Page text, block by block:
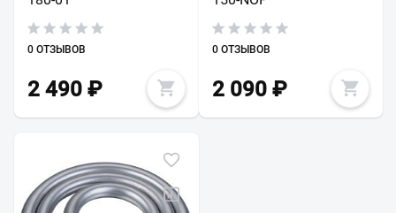
0 ОТЗЫВОВ
2 490 ₽
0 ОТЗЫВОВ
2 090₽